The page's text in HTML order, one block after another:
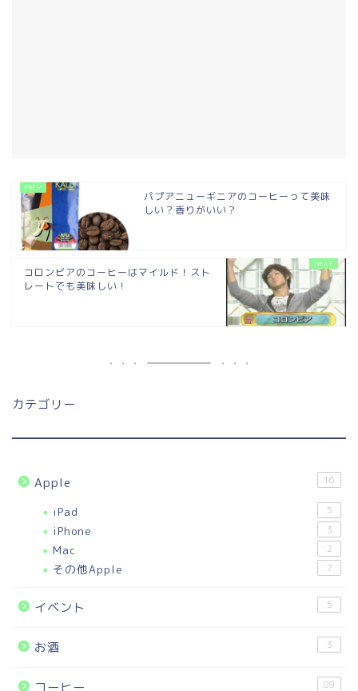
パプアニューギニアのコーヒーって美味
しい？香りがいい？
コロンビアのコーヒーはマイルド！スト
レートでも美味しい！
カテゴリー
Apple 16
iPad 5
iPhone 3
Mac 2
その他Apple 7
イベント 5
お酒 3
コーヒー 89